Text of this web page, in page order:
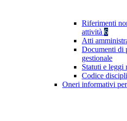
Riferimenti
attività 6
Atti
Documenti di
gestionale
Statuti e leggi
Codice
Oneri informativi